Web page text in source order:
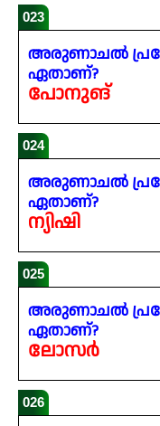
023
അരുണാചൽ
ഏതാണ്?
പോനുങ്
024
അരുണാചൽ
ഏതാണ്?
ന്യിഷി
025
അരുണാചൽ
ഏതാണ്?
ലോസർ
026